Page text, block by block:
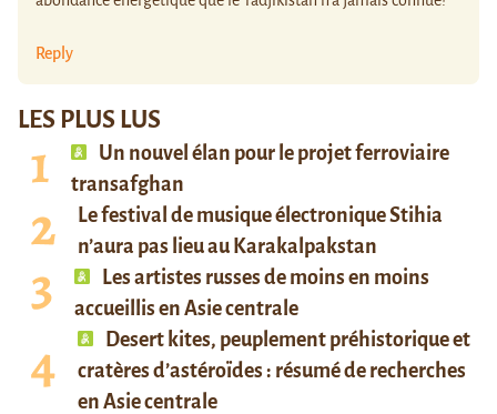
LES PLUS LUS
Un nouvel élan pour le projet ferroviaire
transafghan
Le festival de musique électronique Stihia
n’aura pas lieu au Karakalpakstan
Les artistes russes de moins en moins
accueillis en Asie centrale
Desert kites, peuplement préhistorique et
cratères d’astéroïdes : résumé de recherches
en Asie centrale
Reply